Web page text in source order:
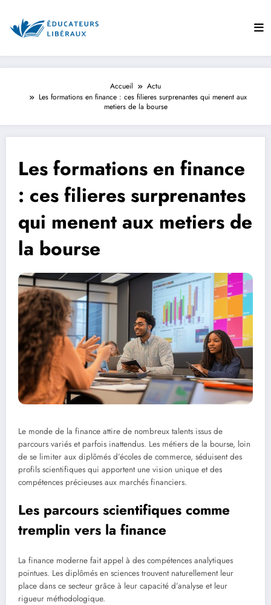
contenu
Accueil
Actu
Les formations en finance : ces filieres surprenantes qui menent aux
metiers de la bourse
Les formations en finance
: ces filieres surprenantes
qui menent aux metiers de
la bourse
Le monde de la finance attire de nombreux talents issus de
parcours variés et parfois inattendus. Les métiers de la bourse, loin
de se limiter aux diplômés d’écoles de commerce, séduisent des
profils scientifiques qui apportent une vision unique et des
compétences précieuses aux marchés financiers.
Les parcours scientifiques comme
tremplin vers la finance
La finance moderne fait appel à des compétences analytiques
pointues. Les diplômés en sciences trouvent naturellement leur
place dans ce secteur grâce à leur capacité d’analyse et leur
rigueur méthodologique.